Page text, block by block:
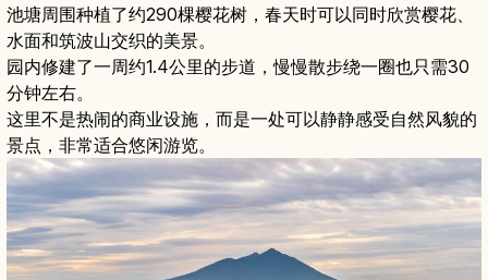
池塘周围种植了约290棵樱花树，春天时可以同时欣赏樱花、
水面和筑波山交织的美景。
园内修建了一周约1.4公里的步道，慢慢散步绕一圈也只需30
分钟左右。
这里不是热闹的商业设施，而是一处可以静静感受自然风貌的
景点，非常适合悠闲游览。